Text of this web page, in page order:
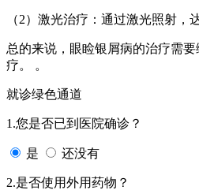
（2）激光治疗：通过激光照射
总的来说，眼睑银屑病的治疗需
疗。 。
就诊绿色通道
1.您是否已到医院确诊？
是 还没有
2.是否使用外用药物？